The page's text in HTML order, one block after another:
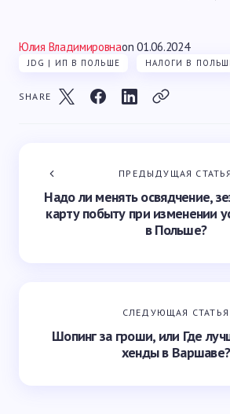
Юлия Владимировнаon 01.06.2024
JDG | ИП В ПОЛЬШЕ НАЛОГИ В
SHARE
ПРЕДЫДУЩАЯ СТАТЬЯ
Надо ли менять освядчение,
карту побыту при изменении
в Польше?
СЛЕДУЮЩАЯ СТАТЬЯ
Шопинг за гроши, или Где
хенды в Варшаве?